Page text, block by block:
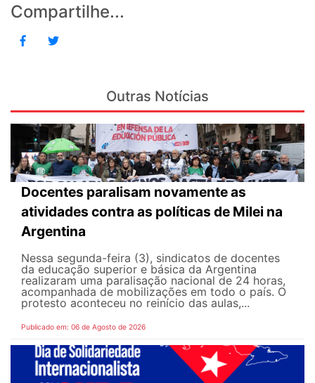
Compartilhe...
Outras Notícias
Docentes paralisam novamente as
atividades contra as políticas de Milei na
Argentina
Nessa segunda-feira (3), sindicatos de docentes
da educação superior e básica da Argentina
realizaram uma paralisação nacional de 24 horas,
acompanhada de mobilizações em todo o país. O
protesto aconteceu no reinício das aulas,...
Publicado em: 06 de Agosto de 2026